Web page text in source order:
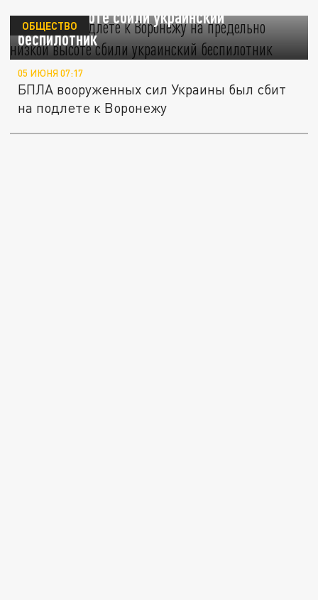
низкой высоте сбили украинский
беспилотник
ОБЩЕСТВО
05 ИЮНЯ 07:17
БПЛА вооруженных сил Украины был сбит
на подлете к Воронежу